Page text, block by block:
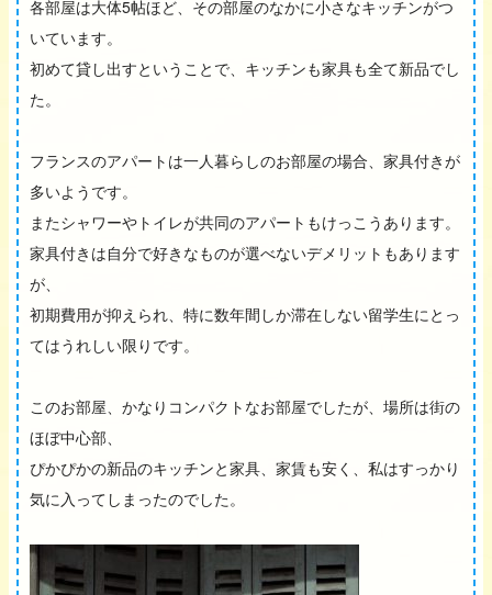
各部屋は大体5帖ほど、その部屋のなかに小さなキッチンがつ
いています。
初めて貸し出すということで、キッチンも家具も全て新品でし
た。
フランスのアパートは一人暮らしのお部屋の場合、家具付きが
多いようです。
またシャワーやトイレが共同のアパートもけっこうあります。
家具付きは自分で好きなものが選べないデメリットもあります
が、
初期費用が抑えられ、特に数年間しか滞在しない留学生にとっ
てはうれしい限りです。
このお部屋、かなりコンパクトなお部屋でしたが、場所は街の
ほぼ中心部、
ぴかぴかの新品のキッチンと家具、家賃も安く、私はすっかり
気に入ってしまったのでした。